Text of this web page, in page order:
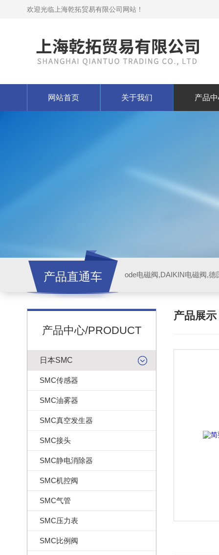
欢迎光临上海乾拓贸易有限公司网站！
网站首页 关于我们 产品
产品直通车 ode电磁阀,DAIKIN电磁阀,
产品中心/PRODUCT
日本SMC
SMC传感器
SMC油雾器
SMC真空发生器
SMC接头
SMC静电消除器
SMC机控阀
SMC气管
SMC压力表
SMC比例阀
产品展示